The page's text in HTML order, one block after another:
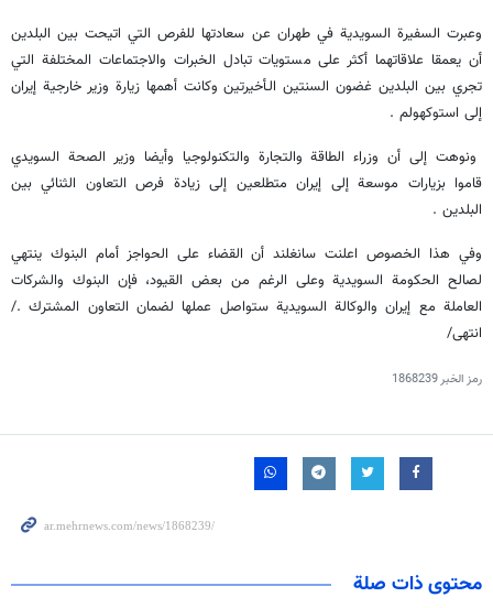
وعبرت السفيرة السويدية في طهران عن سعادتها للفرص التي اتيحت بين البلدين
أن يعمقا علاقاتهما أكثر على مستويات تبادل الخبرات والاجتماعات المختلفة التي
تجري بين البلدين غضون السنتين الـأخيرتين وكانت أهمها زيارة وزير خارجية إيران
إلى استوكهولم .
ونوهت إلى أن وزراء الطاقة والتجارة والتكنولوجيا وأيضا وزير الصحة السويدي
قاموا بزيارات موسعة إلى إيران متطلعين إلى زيادة فرص التعاون الثنائي بين
البلدين .
وفي هذا الخصوص اعلنت سانغلند أن القضاء على الحواجز أمام البنوك ينتهي
لصالح الحكومة السويدية وعلى الرغم من بعض القيود، فإن البنوك والشركات
العاملة مع إيران والوكالة السويدية ستواصل عملها لضمان التعاون المشترك ./
انتهى/
رمز الخبر1868239
محتوى ذات صلة